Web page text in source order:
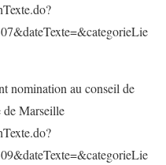
nomination au conseil de
de Marseille